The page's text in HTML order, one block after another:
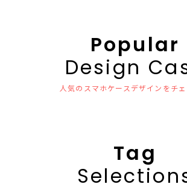
Popular
Design
人気のスマホケースデザインをチェ
Tag